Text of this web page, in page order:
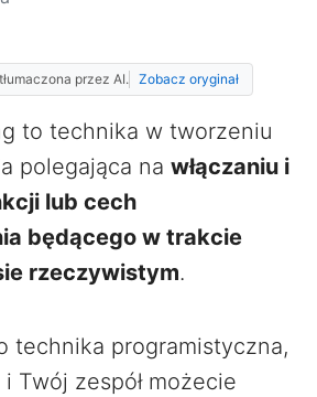
przez AI. Zobacz oryginał
to technika w tworzeniu
polegająca na włączaniu i
lub cech
będącego w trakcie
rzeczywistym.
technika programistyczna,
Twój zespół możecie